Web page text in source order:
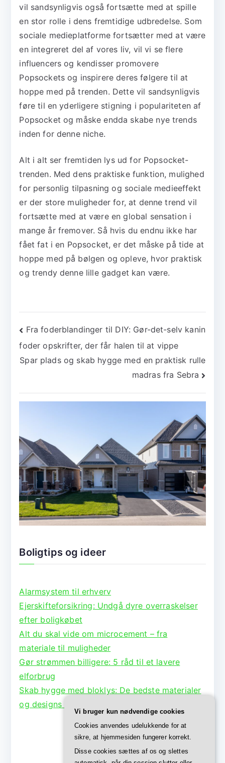
vil sandsynligvis også fortsætte med at spille
en stor rolle i dens fremtidige udbredelse. Som
sociale medieplatforme fortsætter med at være
en integreret del af vores liv, vil vi se flere
influencers og kendisser promovere
Popsockets og inspirere deres følgere til at
hoppe med på trenden. Dette vil sandsynligvis
føre til en yderligere stigning i populariteten af
Popsocket og måske endda skabe nye trends
inden for denne niche.
Alt i alt ser fremtiden lys ud for Popsocket-
trenden. Med dens praktiske funktion, mulighed
for personlig tilpasning og sociale medieeffekt
er der store muligheder for, at denne trend vil
fortsætte med at være en global sensation i
mange år fremover. Så hvis du endnu ikke har
fået fat i en Popsocket, er det måske på tide at
hoppe med på bølgen og opleve, hvor praktisk
og trendy denne lille gadget kan være.
Indlægsnavigation
Fra foderblandinger til DIY: Gør-det-selv kanin
foder opskrifter, der får halen til at vippe
Spar plads og skab hygge med en praktisk rulle
madras fra Sebra
Boligtips og ideer
Alarmsystem til erhverv
Ejerskifteforsikring: Undgå dyre overraskelser
efter boligkøbet
Alt du skal vide om microcement – fra
materiale til muligheder
Gør strømmen billigere: 5 råd til et lavere
elforbrug
Skab hygge med bloklys: De bedste materialer
og designs til lysestager
Vi bruger kun nødvendige cookies
Cookies anvendes udelukkende for at
sikre, at hjemmesiden fungerer korrekt.
Disse cookies sættes af os og slettes